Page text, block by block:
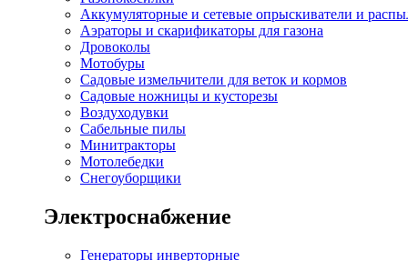
Аккумуляторные и сетевые опрыскиватели и
Аэраторы и скарификаторы для газона
Дровоколы
Мотобуры
Садовые измельчители для веток и кормов
Садовые ножницы и кусторезы
Воздуходувки
Сабельные пилы
Минитракторы
Мотолебедки
Снегоуборщики
Электроснабжение
Генераторы инверторные